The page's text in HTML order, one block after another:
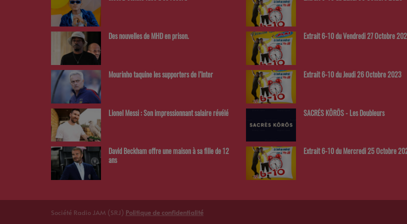
Des nouvelles de MHD en prison.
Mourinho taquine les supporters de l’Inter
Lionel Messi : Son impressionnant salaire révélé
David Beckham offre une maison à sa fille de 12
ans
Extrait 6-10 du Vendredi 27 Octobre
Extrait 6-10 du Jeudi 26 Octobre 2023
SACRÉS KÔRÔS - Les Doubleurs
Extrait 6-10 du Mercredi 25 Octobre
Société Radio JAM (SRJ) Politique de confidentialité